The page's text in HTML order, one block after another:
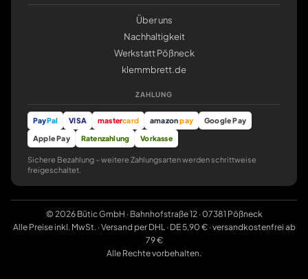
Über uns
Nachhaltigkeit
Werkstatt Pößneck
klemmbrett.de
ZAHLUNG
PayPal VISA mastercard amazonpay
Google Pay
Apple Pay
Ratenzahlung Vorkasse
Sichere Bezahlung – weitere Zahlungsarten werden schrittweise
freigeschaltet.
© 2026 Bütic GmbH · Bahnhofstraße 12 · 07381 Pößneck
Alle Preise inkl. MwSt. · Versand per DHL · DE 5,90 € · versandkostenfrei ab
79 €
Alle Rechte vorbehalten.